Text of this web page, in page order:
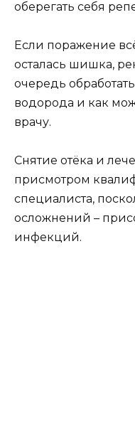
оберегать себя
Если поражение
осталась шишка,
очередь
водорода и как
врачу.
Снятие отёка и
присмотром
специалиста,
осложнений –
инфекций.